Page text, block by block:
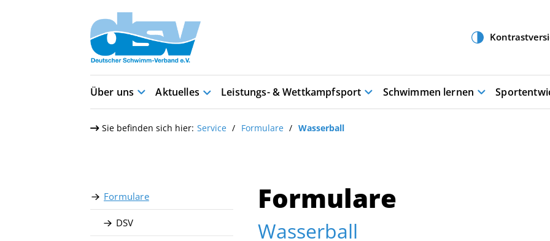
Über uns Aktuelles Leistungs- & Wettkampfsport Schwimmen lernen
Sie befinden sich hier: Service Formulare Wasserball
Formulare
Wasserball
Formulare
DSV